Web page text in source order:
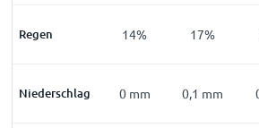
Regen 14% 17%
Niederschlag
0mm 0 mm 0,1 mm